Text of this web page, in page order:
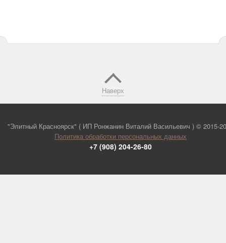
Наверх
"Элитный Красноярск" ( ИП Ронжанин Виталий Васильевич ) © 2015-
Политика обработки персональных данных
+7 (908) 204-26-80